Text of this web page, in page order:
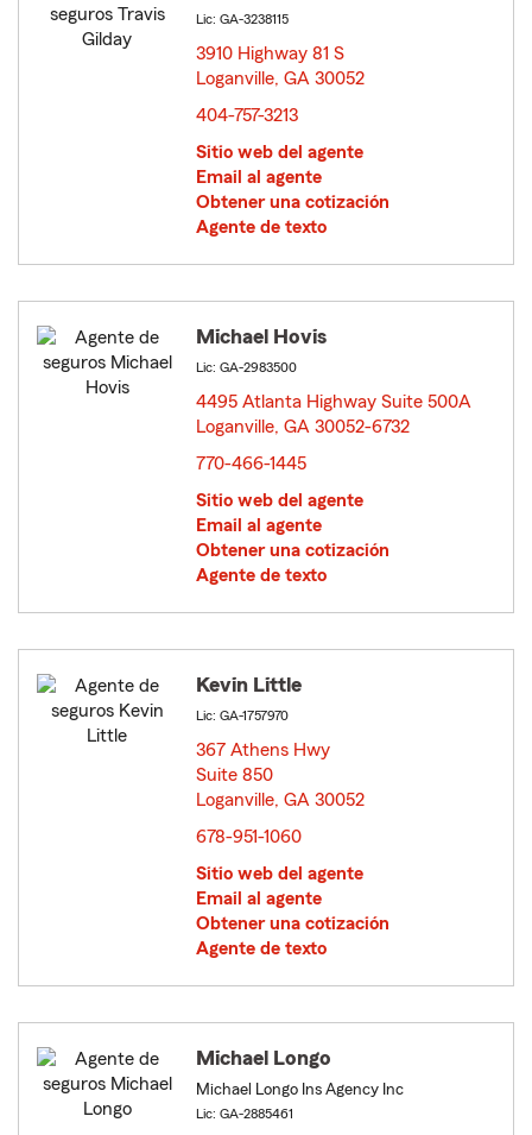
Lic: GA-3238115
3910 Highway 81 S
Loganville, GA 30052
404-757-3213
Sitio web del agente
Email al agente
Obtener una cotización
Agente de texto
Michael Hovis
Lic: GA-2983500
4495 Atlanta Highway Suite 500A
Loganville, GA 30052-6732
770-466-1445
Sitio web del agente
Email al agente
Obtener una cotización
Agente de texto
Kevin Little
Lic: GA-1757970
367 Athens Hwy
Suite 850
Loganville, GA 30052
678-951-1060
Sitio web del agente
Email al agente
Obtener una cotización
Agente de texto
Michael Longo
Michael Longo Ins Agency Inc
Lic: GA-2885461